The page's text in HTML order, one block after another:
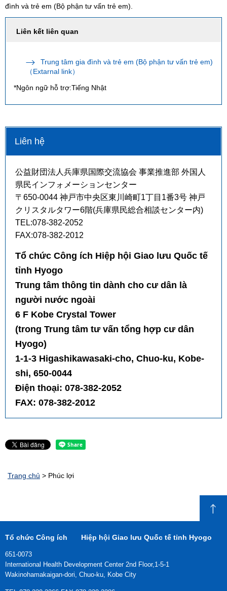
đình và trẻ em (Bộ phận tư vấn trẻ em).
Liên kết liên quan
Trung tâm gia đình và trẻ em (Bộ phận tư vấn trẻ em)
（Extarnal link）
*Ngôn ngữ hỗ trợ:Tiếng Nhật
Liên hệ
公益財団法人兵庫県国際交流協会 事業推進部 外国人
県民インフォメーションセンター
〒650-0044 神戸市中央区東川崎町1丁目1番3号 神戸
クリスタルタワー6階(兵庫県民総合相談センター内)
TEL:078-382-2052
FAX:078-382-2012
Tổ chức Công ích Hiệp hội Giao lưu Quốc tế
tỉnh Hyogo
Trung tâm thông tin dành cho cư dân là
người nước ngoài
6 F Kobe Crystal Tower
(trong Trung tâm tư vấn tổng hợp cư dân
Hyogo)
1-1-3 Higashikawasaki-cho, Chuo-ku, Kobe-
shi, 650-0044
Điện thoại: 078-382-2052
FAX: 078-382-2012
Trang chủ > Phúc lợi
Tổ chức Công ích Hiệp hội Giao lưu Quốc tế tỉnh Hyogo
651-0073
International Health Development Center 2nd Floor,1-5-1
Wakinohamakaigan-dori, Chuo-ku, Kobe City